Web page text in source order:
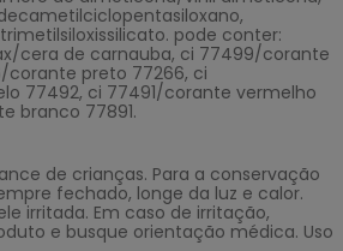
pode conter:
cera de carnauba, ci 77499/corante
corante preto 77266, ci
77492, ci 77491/corante vermelho
branco 77891.
de crianças. Para a conservação
fechado, longe da luz e calor.
irritada. Em caso de irritação,
e busque orientação médica. Uso